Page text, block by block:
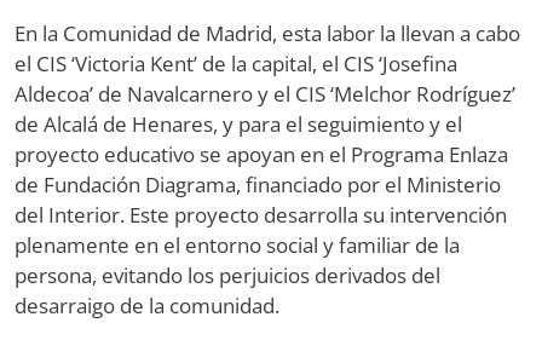
En la Comunidad de Madrid, esta labor la llevan a cabo
el CIS ‘Victoria Kent’ de la capital, el CIS ‘Josefina
Aldecoa’ de Navalcarnero y el CIS ‘Melchor Rodríguez’
de Alcalá de Henares, y para el seguimiento y el
proyecto educativo se apoyan en el Programa Enlaza
de Fundación Diagrama, financiado por el Ministerio
del Interior. Este proyecto desarrolla su intervención
plenamente en el entorno social y familiar de la
persona, evitando los perjuicios derivados del
desarraigo de la comunidad.